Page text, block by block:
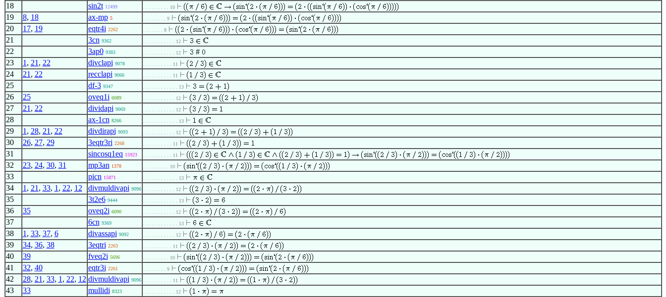
18 sin2t 12499 . . . . . . . . . 10
19 8, 18 ax-mp 5 . . . . . . . . 9
20 17, 19 eqtr4i 2262 . . . . . . . 8
21 3cn 9362 . . . . . . . . . . . 12
22 3ap0 9383 . . . . . . . . . . . 12
#
23
1 , 21 , 22 divclapi 9078 . . . . . . . . . . 11
24 21 , 22 recclapi 9066 . . . . . . . . . . 11
25 df-3 9347 . . . . . . . . . . . . 13
26 25 oveq1i 6089 . . . . . . . . . . . 12
27 21 , 22 dividapi 9069 . . . . . . . . . . . 12
28 ax-1cn 8266 . . . . . . . . . . . . 13
29 1 , 28, 21 , 22 divdirapi 9093 . . . . . . . . . . . 12
30 26, 27, 29 3eqtr3ri 2268 . . . . . . . . . . 11
31 sincosq1eq 15923 . . . . . . . . . . 11
32 23, 24, 30, 31 mp3an 1378 . . . . . . . . . 10
33 picn 15871 . . . . . . . . . . . . 13
34 1 , 21 , 33, 1 , 22, 12 divmuldivapi 9096 . . . . . . . . . . . 12
35 3t2e6 9444 . . . . . . . . . . . . 13
36 35 oveq2i 6090 . . . . . . . . . . . 12
37 6cn 9369 . . . . . . . . . . . . 13
38 1 , 33, 37, 6 divassapi 9092 . . . . . . . . . . . 12
39 34, 36, 38 3eqtri 2263 . . . . . . . . . . 11
40 39 fveq2i 5696 . . . . . . . . . 10
41 32, 40 eqtr3i 2261 . . . . . . . . 9
42 28, 21 , 33, 1 , 22, 12 divmuldivapi 9096 . . . . . . . . . . 11
43 33 mullidi 8323 . . . . . . . . . . . 12